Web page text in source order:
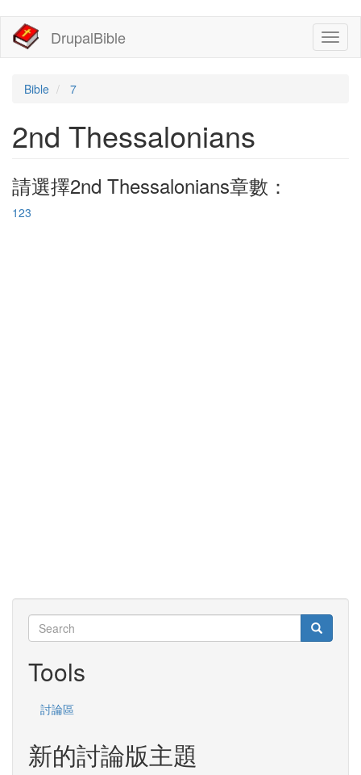
主
DrupalBible
Bible 7
2nd Thessalonians
請選擇2nd Thessalonians章數：
123
Search
Search Search
Tools
討論區
新的討論版主題